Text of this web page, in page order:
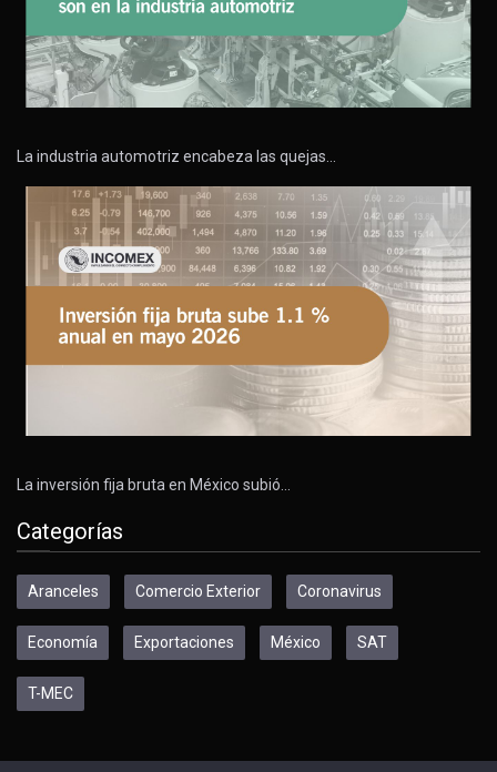
La industria automotriz encabeza las quejas…
La inversión fija bruta en México subió…
Categorías
Aranceles Comercio Exterior Coronavirus
Economía Exportaciones México SAT
T-MEC